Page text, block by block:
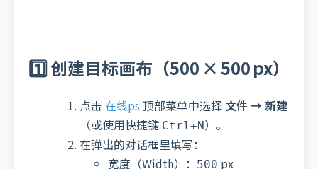
1️⃣ 创建目标画布（500 × 500 px）
点击 在线ps 顶部菜单中选择 文件 → 新建
（或使用快捷键 Ctrl+N）。
在弹出的对话框里填写：
宽度（Width）： 500 px